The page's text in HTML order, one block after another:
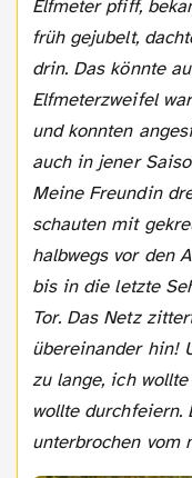
Elfmeter pfiff,
früh gejubelt,
drin. Das könnte
Elfmeterzweifel
und konnten
auch in jener
Meine Freundin
schauten mit
halbwegs vor den
bis in die letzte
Tor. Das Netz
übereinander hin!
zu lange, ich
wollte durchfeiern.
unterbrochenvom